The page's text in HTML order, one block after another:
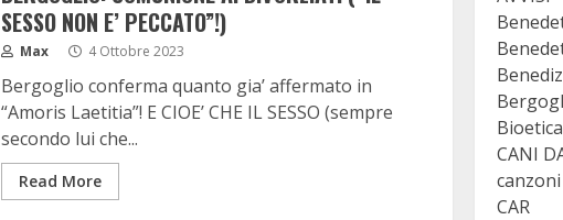
SESSO NON E’ PECCATO”!)
Max 4 Ottobre 2023
Bergoglio conferma quanto gia’ affermato in
“Amoris Laetitia”! E CIOE’ CHE IL SESSO (sempre
secondo lui che...
Read More
Bioetica
CANI
canzoni
CAR